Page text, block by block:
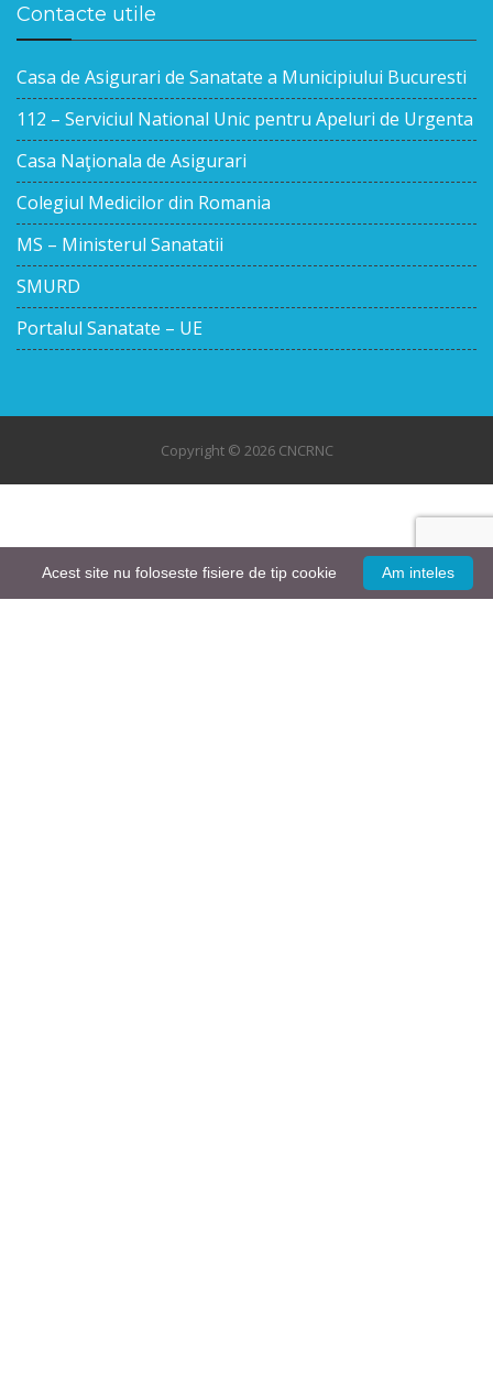
Contacte utile
Casa de Asigurari de Sanatate a Municipiului Bucuresti
112 – Serviciul National Unic pentru Apeluri de Urgenta
Casa Naţionala de Asigurari
Colegiul Medicilor din Romania
MS – Ministerul Sanatatii
SMURD
Portalul Sanatate – UE
Copyright © 2026 CNCRNC
Am inteles
Acest site nu foloseste fisiere de tip cookie